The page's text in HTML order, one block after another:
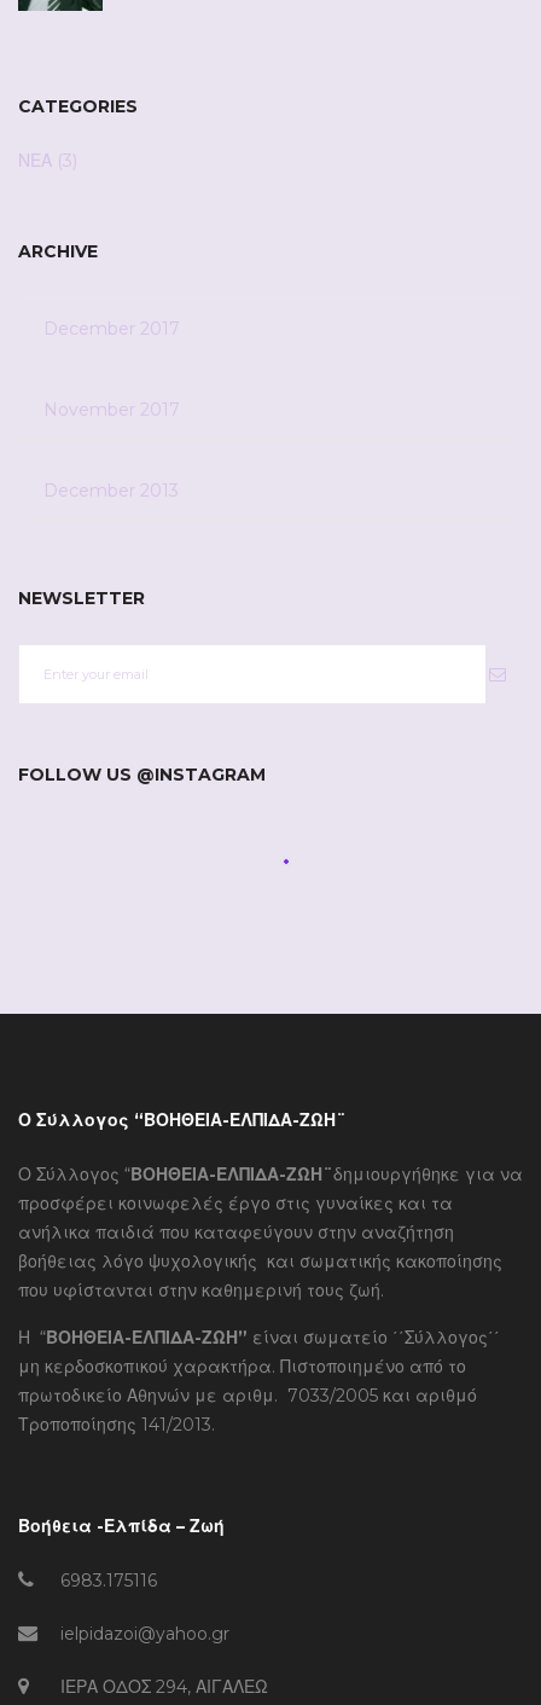
CATEGORIES
ΝΕΑ (3)
ARCHIVE
December 2017
November 2017
December 2013
NEWSLETTER
FOLLOW US @INSTAGRAM
Ο Σύλλογος “ΒΟΗΘΕΙΑ-ΕΛΠΙΔΑ-ΖΩΗ¨
Ο Σύλλογος “ΒΟΗΘΕΙΑ-ΕΛΠΙΔΑ-ΖΩΗ¨δημιουργήθηκε για να
προσφέρει κοινωφελές έργο στις γυναίκες και τα
ανήλικα παιδιά που καταφεύγουν στην αναζήτηση
βοήθειας λόγο ψυχολογικής και σωματικής κακοποίησης
που υφίστανται στην καθημερινή τους ζωή.
Η “ΒΟΗΘΕΙΑ-ΕΛΠΙΔΑ-ΖΩΗ” είναι σωματείο ΄΄Σύλλογος΄΄
μη κερδοσκοπικού χαρακτήρα. Πιστοποιημένο από το
πρωτοδικείο Αθηνών με αριθμ. 7033/2005 και αριθμό
Τροποποίησης 141/2013.
Βοήθεια -Ελπίδα – Ζωή
6983.175116
ielpidazoi@yahoo.gr
ΙΕΡΑ ΟΔΟΣ 294, ΑΙΓΑΛΕΩ